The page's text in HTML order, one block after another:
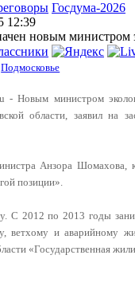
Госдума-2026
12:39
новым министром
Подмосковье
- Новым министром
области, заявил на
Анзора
позиции».
С 2012 по 2013 годы
ветхому и аварийному
«Государственная